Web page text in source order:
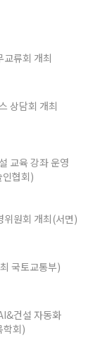
류회 개최
상담회 개최
교육 강좌 운영
협회)
위원회 개최(서면)
국토교통부)
건설 자동화
학회)